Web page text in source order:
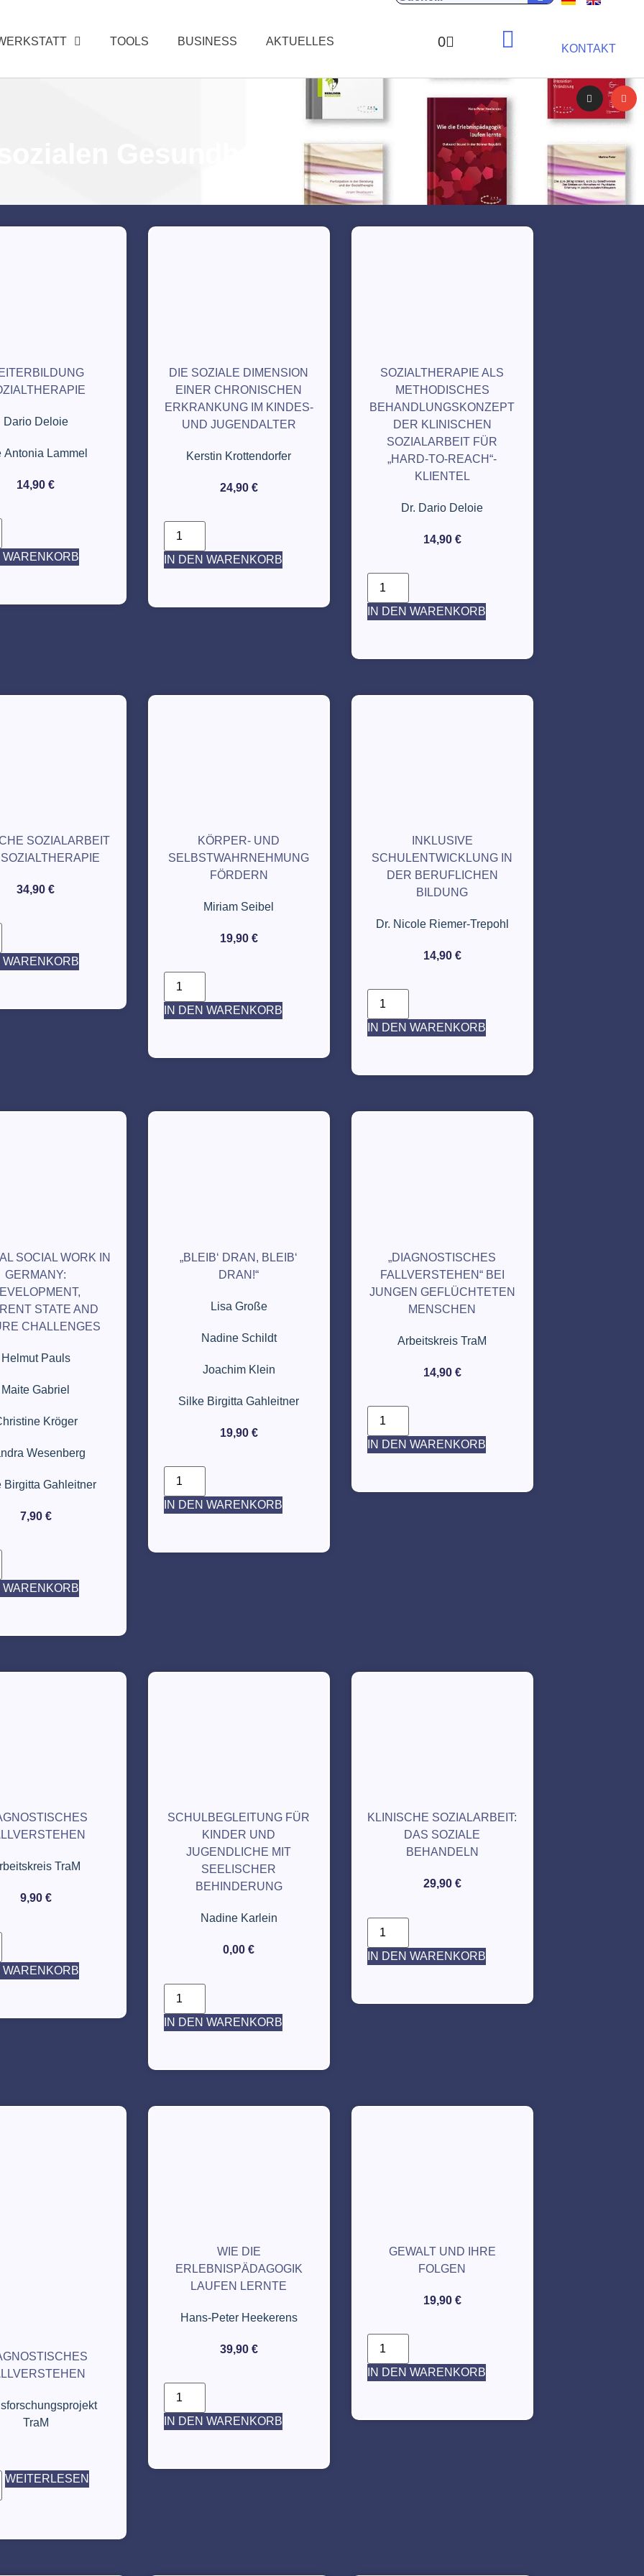
TOOLS BUSINESS AKTUELLES 0 KONTAKT
Dario Deloie
Antonia Lammel
14,90 €
WARENKORB
DIE SOZIALE DIMENSION
EINER CHRONISCHEN
ERKRANKUNG IM KINDES-
UND JUGENDALTER
Kerstin Krottendorfer
24,90 €
IN DEN WARENKORB
SOZIALTHERAPIE ALS
METHODISCHES
BEHANDLUNGSKONZEPT
DER KLINISCHEN
SOZIALARBEIT FÜR
„HARD-TO-REACH“-
KLIENTEL
Dr. Dario Deloie
14,90 €
IN DEN WARENKORB
SOZIALARBEIT
34,90 €
WARENKORB
KÖRPER- UND
SELBSTWAHRNEHMUNG
FÖRDERN
Miriam Seibel
19,90 €
IN DEN WARENKORB
INKLUSIVE
SCHULENTWICKLUNG IN
DER BERUFLICHEN
BILDUNG
Dr. Nicole Riemer-Trepohl
14,90 €
IN DEN WARENKORB
SOCIAL WORK IN
GERMANY:
STATE AND
CHALLENGES
Helmut Pauls
Maite Gabriel
Kröger
Wesenberg
Birgitta Gahleitner
7,90 €
WARENKORB
„BLEIB‘ DRAN, BLEIB‘
DRAN!“
Lisa Große
Nadine Schildt
Joachim Klein
Silke Birgitta Gahleitner
19,90 €
IN DEN WARENKORB
„DIAGNOSTISCHES
FALLVERSTEHEN“ BEI
JUNGEN GEFLÜCHTETEN
MENSCHEN
Arbeitskreis TraM
14,90 €
IN DEN WARENKORB
TraM
9,90 €
WARENKORB
SCHULBEGLEITUNG FÜR
KINDER UND
JUGENDLICHE MIT
SEELISCHER
BEHINDERUNG
Nadine Karlein
0,00€
IN DEN WARENKORB
KLINISCHE SOZIALARBEIT:
DAS SOZIALE
BEHANDELN
29,90 €
IN DEN WARENKORB
TraM
WEITERLESEN
WIE DIE
ERLEBNISPÄDAGOGIK
LAUFEN LERNTE
Hans-Peter Heekerens
39,90 €
IN DEN WARENKORB
GEWALT UND IHRE
FOLGEN
19,90 €
IN DEN WARENKORB